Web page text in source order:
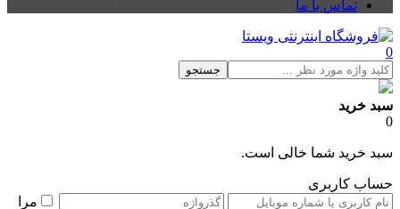
تماس با ما
0
جستجو
سبد خرید
0
سبد خرید شما خالی است.
حساب کاربری
مرا